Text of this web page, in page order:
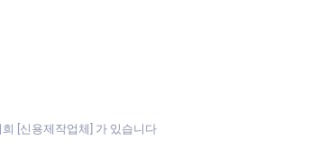
[신용제작업체] 가 있습니다